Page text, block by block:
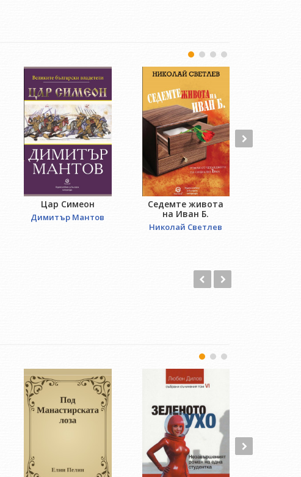
Цар Симеон
Димитър Мантов
Седемте живота
на Иван Б.
Николай Светлев